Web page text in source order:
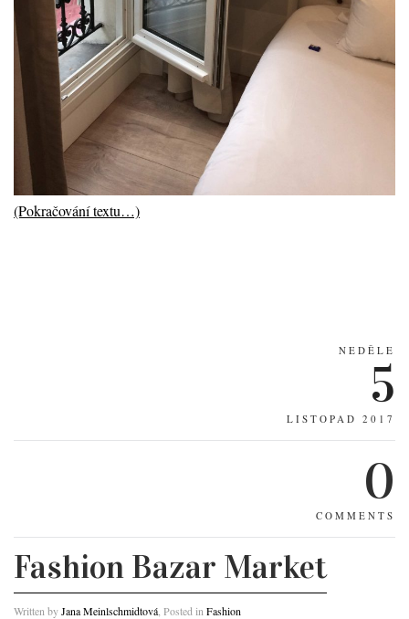
(Pokračování textu…)
NEDĚLE
5
LISTOPAD 2017
0
COMMENTS
Fashion Bazar Market
Written byJana Meinlschmidtová , Posted in Fashion